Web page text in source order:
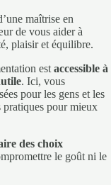
maîtrise en
de vous aider à
plaisir et équilibre.
est accessible à
. Ici, vous
pour les gens et les
pratiques pour mieux
des choix
le goût ni le